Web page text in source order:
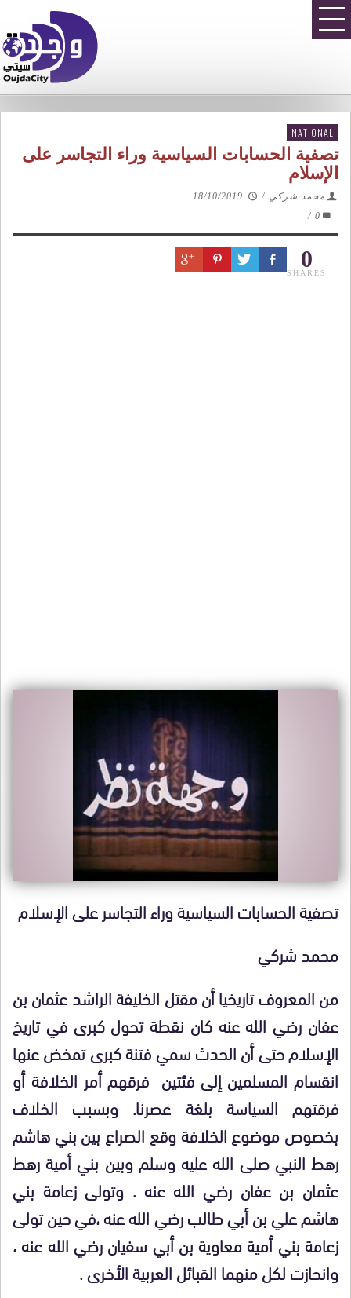
NATIONAL
تصفية الحسابات السياسية وراء التجاسر على
الإسلام
محمد شركي /
18/10/2019
0
/
0
SHARES
تصفية الحسابات السياسية وراء التجاسر على الإسلام
محمد شركي
من المعروف تاريخيا أن مقتل الخليفة الراشد عثمان بن
عفان رضي الله عنه كان نقطة تحول كبرى في تاريخ
الإسلام حتى أن الحدث سمي فتنة كبرى تمخض عنها
انقسام المسلمين إلى فئتين فرقهم أمر الخلافة أو
فرقتهم السياسة بلغة عصرنا. وبسبب الخلاف
بخصوص موضوع الخلافة وقع الصراع بين بني هاشم
رهط النبي صلى الله عليه وسلم وبين بني أمية رهط
عثمان بن عفان رضي الله عنه . وتولى زعامة بني
هاشم علي بن أبي طالب رضي الله عنه ،في حين تولى
زعامة بني أمية معاوية بن أبي سفيان رضي الله عنه ،
وانحازت لكل منهما القبائل العربية الأخرى .